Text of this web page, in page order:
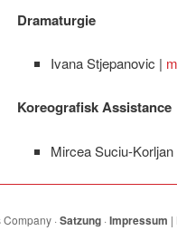
Dramaturgie
Ivana Stjepanovic |
Koreografisk Assistance
Mircea Suciu-Korljan
·Satzung ·Impressum |